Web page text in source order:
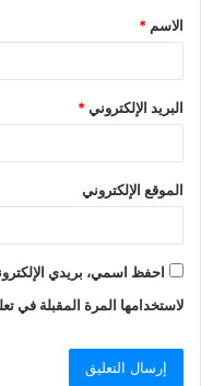
الاسم *
البريد الإلكتروني*
الموقع الإلكتروني
احفظ اسمي، بريدي
لاستخدامها المرة المقبلة في